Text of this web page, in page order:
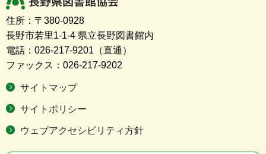
住所：〒380-0928
長野市若里1-1-4 県立長野図書館内
電話：026-217-9201（直通）
ファックス：026-217-9202
サイトマップ
サイトポリシー
ウェブアクセシビリティ方針